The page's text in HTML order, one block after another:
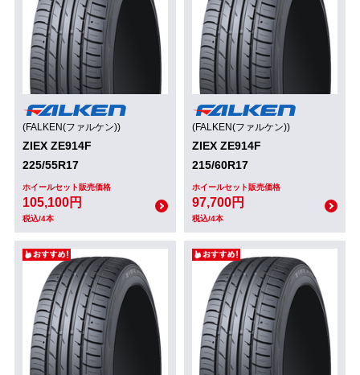
(FALKEN(ファルケン))
ZIEX ZE914F
225/55R17
ホイールセット販売価格
105,100円
税込/4本
(FALKEN(ファルケン))
ZIEX ZE914F
215/60R17
ホイールセット販売価格
97,700円
税込/4本